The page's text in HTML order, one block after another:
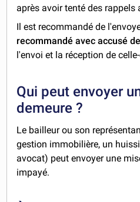
après avoir tenté des rappels
Il est recommandé de
recommandé avec accusé
l'envoi et la réception de
Qui peut envoyer
demeure ?
Le bailleur ou son
gestion immobilière, un
avocat) peut envoyer une
impayé.